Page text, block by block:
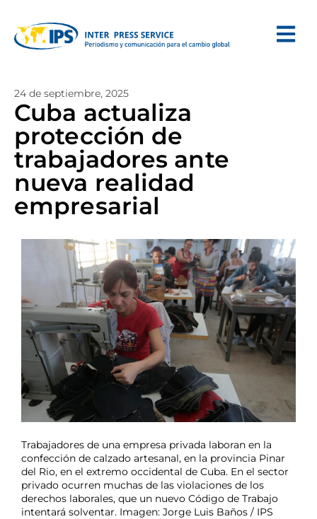
24 de septiembre, 2025
Cuba actualiza
protección de
trabajadores ante
nueva realidad
empresarial
Trabajadores de una empresa privada laboran en la
confección de calzado artesanal, en la provincia Pinar
del Rio, en el extremo occidental de Cuba. En el sector
privado ocurren muchas de las violaciones de los
derechos laborales, que un nuevo Código de Trabajo
intentará solventar. Imagen: Jorge Luis Baños / IPS